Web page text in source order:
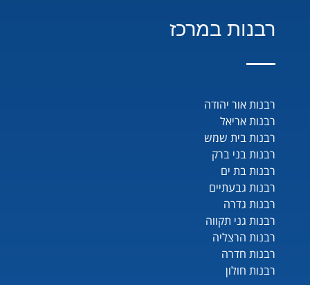
רבנות במרכז
רבנות אור יהודה
רבנות אריאל
רבנות בית שמש
רבנות בני ברק
רבנות בת ים
רבנות גבעתיים
רבנות גדרה
רבנות גני תקווה
רבנות הרצליה
רבנות חדרה
רבנות חולון